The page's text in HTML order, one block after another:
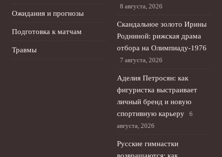
Ожидания и прогнозы
Подготовка к матчам
Травмы
8 августа, 2026
Скандальное золото Ирины
Родниной: рижская драма
отбора на Олимпиаду‑1976
7 августа, 2026
Аделия Петросян: как
фигуристка выстраивает
личный бренд и новую
спортивную карьеру
6
августа, 2026
Русские гимнастки